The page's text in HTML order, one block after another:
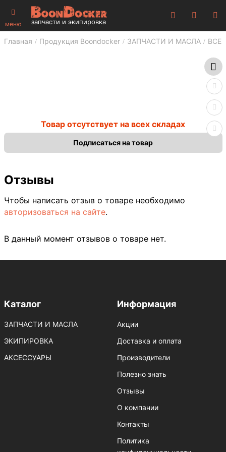
меню запчасти и экипировка
Главная Продукция Boondocker ЗАПЧАСТИ И МАСЛА ВСЕ
Товар отсутствует на всех складах
Подписаться на товар
Отзывы
Чтобы написать отзыв о товаре необходимо
авторизоваться на сайте.
В данный момент отзывов о товаре нет.
Каталог
ЗАПЧАСТИ И МАСЛА
ЭКИПИРОВКА
АКСЕССУАРЫ
Информация
Акции
Доставка и оплата
Производители
Полезно знать
Отзывы
О компании
Контакты
Политика